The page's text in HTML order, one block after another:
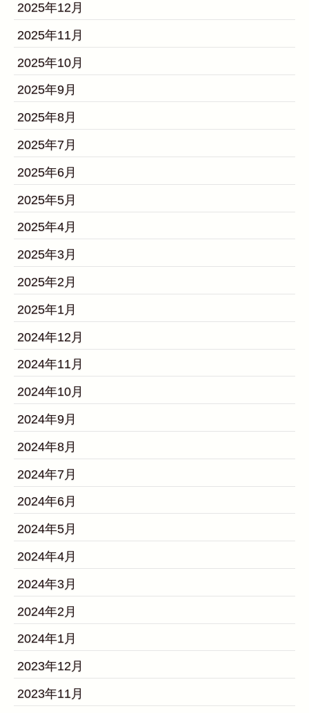
2025年12月
2025年11月
2025年10月
2025年9月
2025年8月
2025年7月
2025年6月
2025年5月
2025年4月
2025年3月
2025年2月
2025年1月
2024年12月
2024年11月
2024年10月
2024年9月
2024年8月
2024年7月
2024年6月
2024年5月
2024年4月
2024年3月
2024年2月
2024年1月
2023年12月
2023年11月